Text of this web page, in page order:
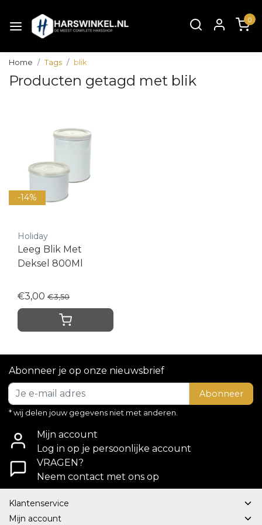
0
Home Tags blik
Producten getagd met blik
-14%
Holiday
Leeg Blik Met
Deksel 800Ml
€3,00 €3,50
Abonneer je op onze nieuwsbrief
Abonneer
* wij delen jouw gegevens niet met anderen.
Mijn account
Log in op je persoonlijke account
VRAGEN?
Neem contact met ons op
Klantenservice
Mijn account